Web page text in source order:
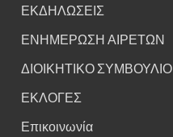
ΕΚΔΗΛΩΣΕΙΣ
ΕΝΗΜΕΡΩΣΗ ΑΙΡΕΤΩΝ
ΔΙΟΙΚΗΤΙΚΟ ΣΥΜΒΟΥΛΙΟ
ΕΚΛΟΓΕΣ
Επικοινωνία